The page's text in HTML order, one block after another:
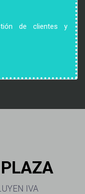
de clientes y
IVA